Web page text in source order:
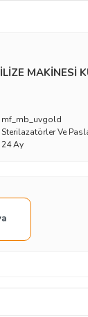
MAKİNESİ
mf_mb_uvgold
Sterilazatörler Ve
24 Ay